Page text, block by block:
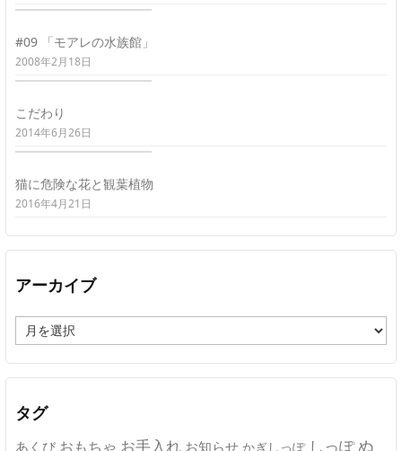
#09 「モアレの水族館」
2008年2月18日
こだわり
2014年6月26日
猫に危険な花と観葉植物
2016年4月21日
アーカイブ
ー
カ
イ
タグ
あくび おもちゃ お手入れ お知らせ かぎしっぽ しっぽ ぬ